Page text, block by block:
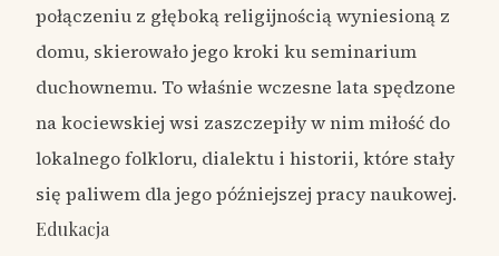
połączeniu z głęboką religijnością wyniesioną z
domu, skierowało jego kroki ku seminarium
duchownemu. To właśnie wczesne lata spędzone
na kociewskiej wsi zaszczepiły w nim miłość do
lokalnego folkloru, dialektu i historii, które stały
się paliwem dla jego późniejszej pracy naukowej.
Edukacja